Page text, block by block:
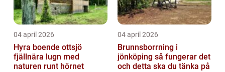
04 april 2026
Hyra boende ottsjö
fjällnära lugn med
naturen runt hörnet
04 april 2026
Brunnsborrning i
jönköping så fungerar det
och detta ska du tänka på